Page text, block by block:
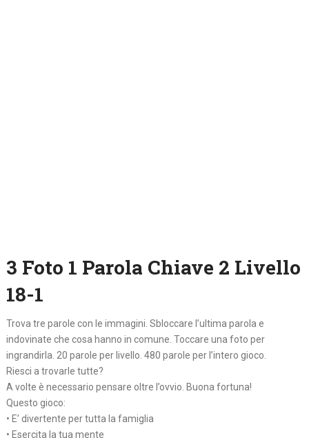
3 Foto 1 Parola Chiave 2 Livello
18-1
Trova tre parole con le immagini. Sbloccare l’ultima parola e
indovinate che cosa hanno in comune. Toccare una foto per
ingrandirla. 20 parole per livello. 480 parole per l’intero gioco.
Riesci a trovarle tutte?
A volte è necessario pensare oltre l’ovvio. Buona fortuna!
Questo gioco:
• E’ divertente per tutta la famiglia
• Esercita la tua mente